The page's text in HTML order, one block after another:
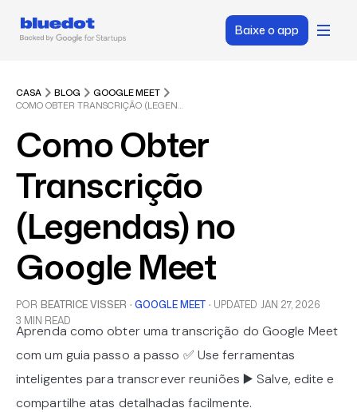
Baixe o app
CASA BLOG
GOOGLE MEET
COMO OBTER TRANSCRIÇÃO (LEGENDAS) NO GOOGLE MEET
Como Obter
Transcrição
(Legendas) no
Google Meet
POR BEATRICE VISSER · GOOGLE MEET · UPDATED JAN 27, 2026
3 MIN READ
Aprenda como obter uma transcrição do Google Meet
com um guia passo a passo ✅ Use ferramentas
inteligentes para transcrever reuniões ▶️ Salve, edite e
compartilhe atas detalhadas facilmente.